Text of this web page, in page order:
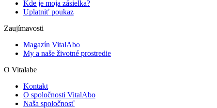
Kde je moja zásielka?
Uplatniť poukaz
Zaujímavosti
Magazín VitalAbo
My a naše životné prostredie
O Vitalabe
Kontakt
O spoločnosti VitalAbo
Naša spoločnosť